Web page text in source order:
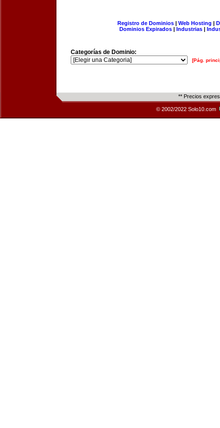
Registro de Dominios| Web Hosting |
Dominios Expirados | Industrias |
Categorías de Dominio:
[Pág.
** Precios
© 2002/2022 Solo10.com